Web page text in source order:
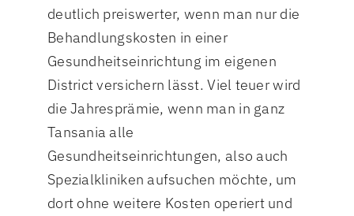
deutlich preiswerter, wenn man nur die
Behandlungskosten in einer
Gesundheitseinrichtung im eigenen
District versichern lässt. Viel teuer wird
die Jahresprämie, wenn man in ganz
Tansania alle
Gesundheitseinrichtungen, also auch
Spezialkliniken aufsuchen möchte, um
dort ohne weitere Kosten operiert und